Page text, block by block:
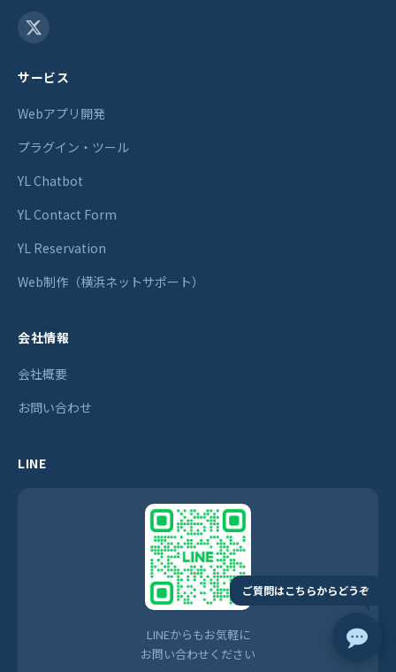
サービス
Webアプリ開発
プラグイン・ツール
YL Chatbot
YL Contact Form
YL Reservation
Web制作（横浜ネットサポート）
会社情報
会社概要
お問い合わせ
LINE
LINEからもお気軽に
お問い合わせください
ご質問はこちらからどうぞ